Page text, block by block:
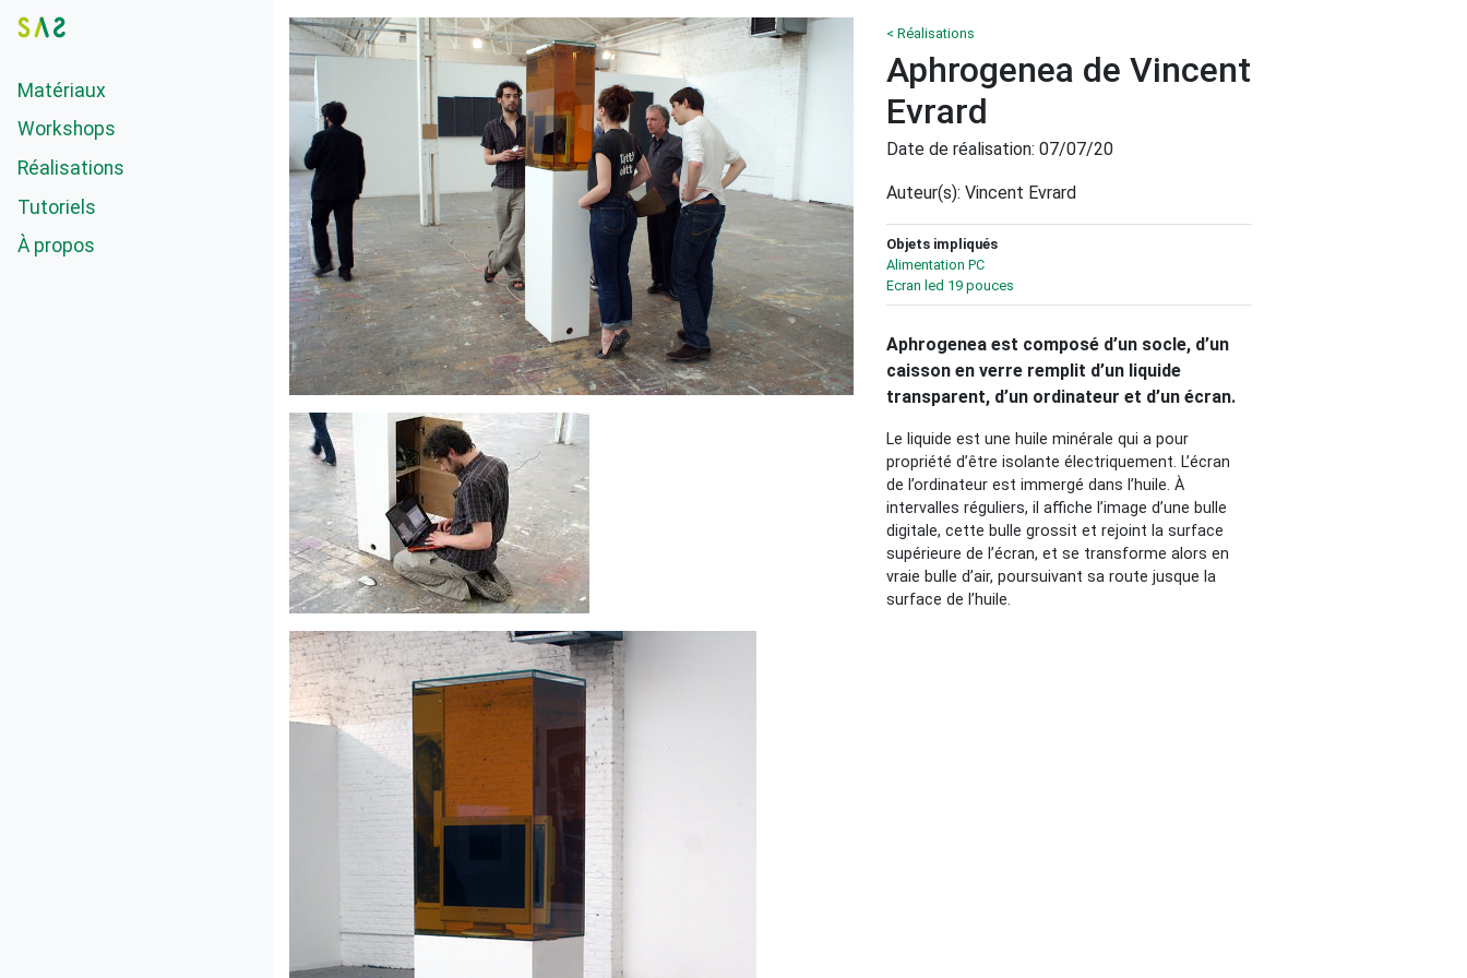
Matériaux
Workshops
Réalisations
Tutoriels
À propos
< Réalisations
Aphrogenea de Vincent
Evrard
Date de réalisation: 07/07/20
Auteur(s): Vincent Evrard
Objets impliqués
Alimentation PC
Ecran led 19 pouces
Aphrogenea est composé d’un socle, d’un
caisson en verre remplit d’un liquide
transparent, d’un ordinateur et d’un écran.
Le liquide est une huile minérale qui a pour
propriété d’être isolante électriquement. L’écran
de l’ordinateur est immergé dans l’huile. À
intervalles réguliers, il affiche l’image d’une bulle
digitale, cette bulle grossit et rejoint la surface
supérieure de l’écran, et se transforme alors en
vraie bulle d’air, poursuivant sa route jusque la
surface de l’huile.